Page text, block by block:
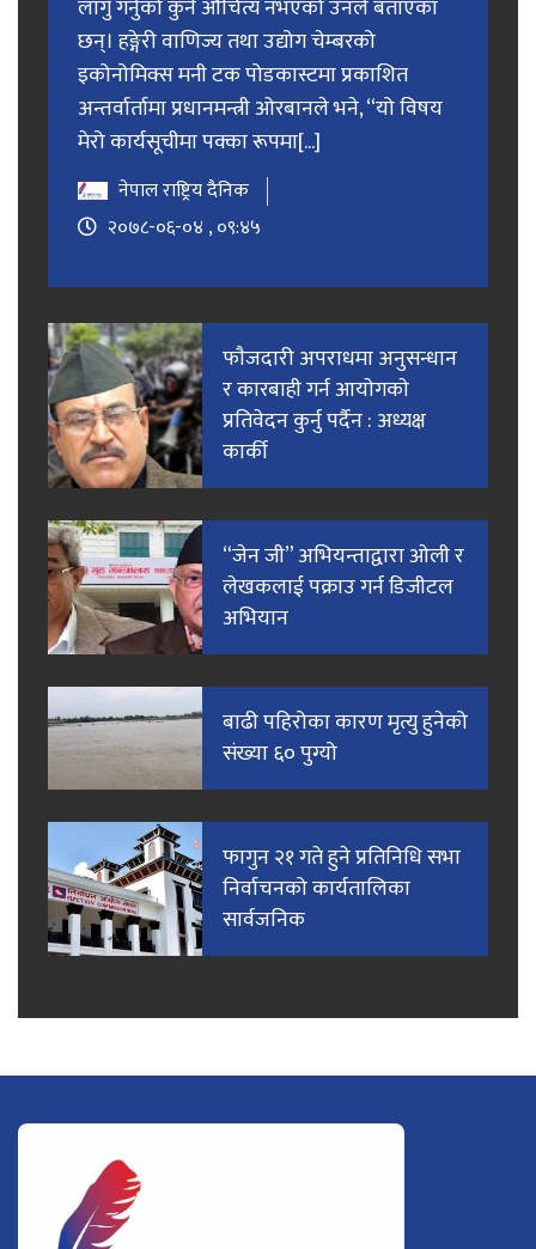
लागु गर्नुको कुनै औचित्य नभएको उनले बताएका
छन्। हङ्गेरी वाणिज्य तथा उद्योग चेम्बरको
इकोनोमिक्स मनी टक पोडकास्टमा प्रकाशित
अन्तर्वार्तामा प्रधानमन्त्री ओरबानले भने, “यो विषय
मेरो कार्यसूचीमा पक्का रूपमा[...]
नेपाल राष्ट्रिय दैनिक
२०७८-०६-०४ , ०९:४५
फाैजदारी अपराधमा अनुसन्धान
र कारबाही गर्न आयाेगकाे
प्रतिवेदन कुर्नु पर्दैन : अध्यक्ष
कार्की
“जेन जी” अभियन्ताद्वारा ओली र
लेखकलाई पक्राउ गर्न डिजीटल
अभियान
बाढी पहिरोका कारण मृत्यु हुनेको
संख्या ६० पुग्यो
फागुन २१ गते हुने प्रतिनिधि सभा
निर्वाचनको कार्यतालिका
सार्वजनिक